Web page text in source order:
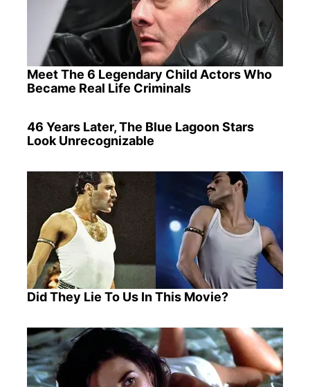
Meet The 6 Legendary Child Actors Who
Became Real Life Criminals
46 Years Later, The Blue Lagoon Stars
Look Unrecognizable
Did They Lie To Us In This Movie?